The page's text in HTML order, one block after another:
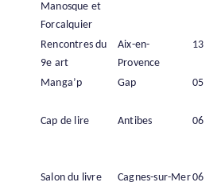
Manosque et
Forcalquier
Rencontres du
9e art
Aix-en-
Provence
13
Manga’p
Gap 05
Cap de lire
Antibes 06
Salon du livre
Cagnes-sur-Mer06